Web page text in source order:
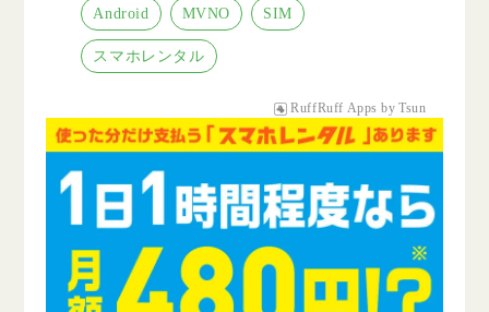
Android MVNO SIM
スマホレンタル
RuffRuff Apps by Tsun